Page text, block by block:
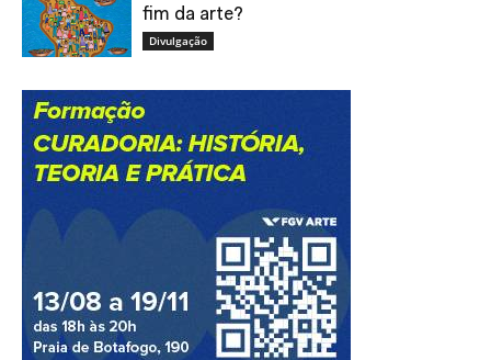
fim da arte?
Divulgação